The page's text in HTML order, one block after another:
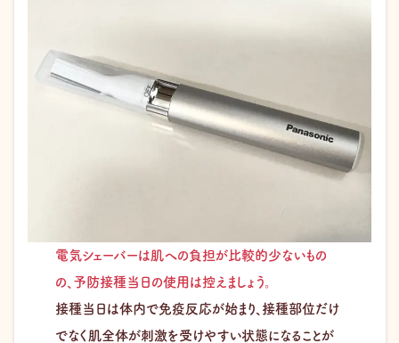
電気シェーバーは肌への負担が比較的少ないもの
の、予防接種当日の使用は控えましょう。
接種当日は体内で免疫反応が始まり、接種部位だけ
でなく肌全体が刺激を受けやすい状態になることが